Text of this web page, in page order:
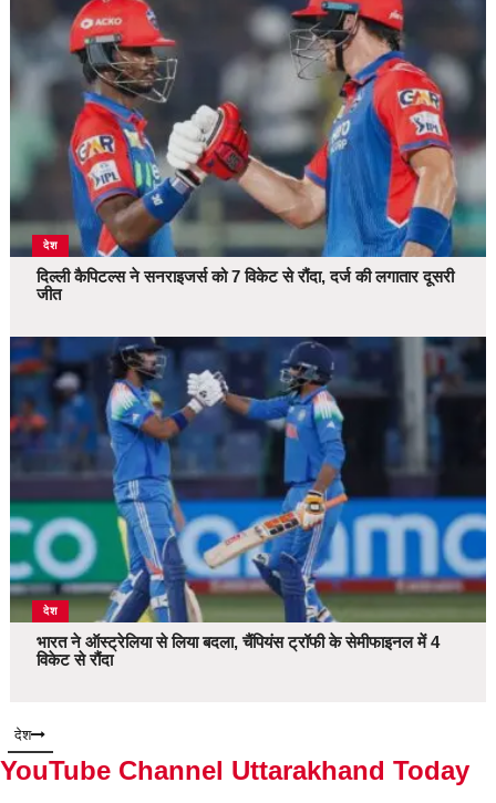
देश
दिल्ली कैपिटल्स ने सनराइजर्स को 7 विकेट से रौंदा, दर्ज की लगातार दूसरी
जीत
देश
भारत ने ऑस्ट्रेलिया से लिया बदला, चैंपियंस ट्रॉफी के सेमीफाइनल में 4
विकेट से रौंदा
देश
YouTube Channel Uttarakhand Today